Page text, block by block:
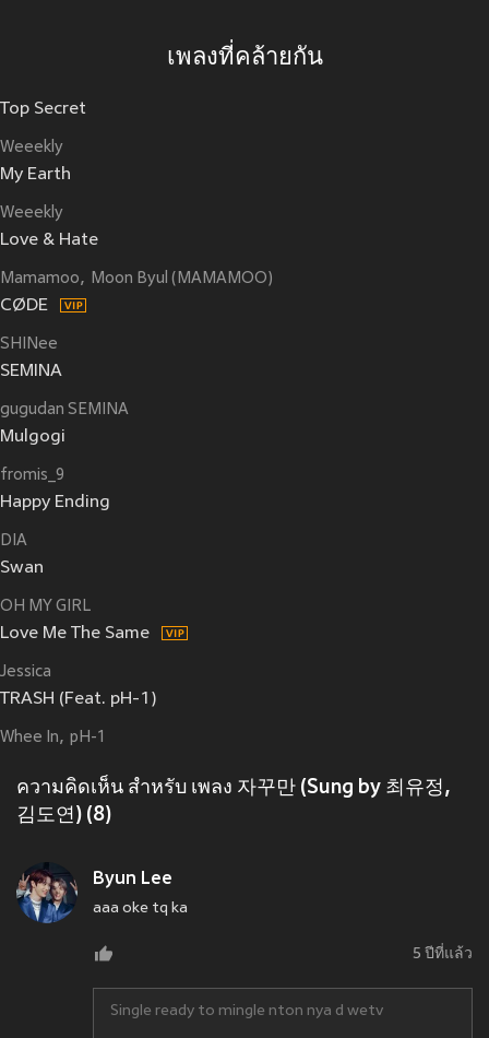
เพลงที่คล้ายกัน
Top Secret
Weeekly
My Earth
Weeekly
Love & Hate
Mamamoo Moon Byul (MAMAMOO)
CØDE
SHINee
SEMINA
gugudan SEMINA
Mulgogi
fromis_9
Happy Ending
DIA
Swan
OH MY GIRL
Love Me The Same
Jessica
TRASH (Feat. pH-1)
Whee In pH-1
ความคิดเห็น สำหรับ เพลง 자꾸만 (Sung by 최유정,
김도연) (8)
Byun Lee
aaa oke tq ka
5 ปีที่แล้ว
Single ready to mingle nton nya d wetv